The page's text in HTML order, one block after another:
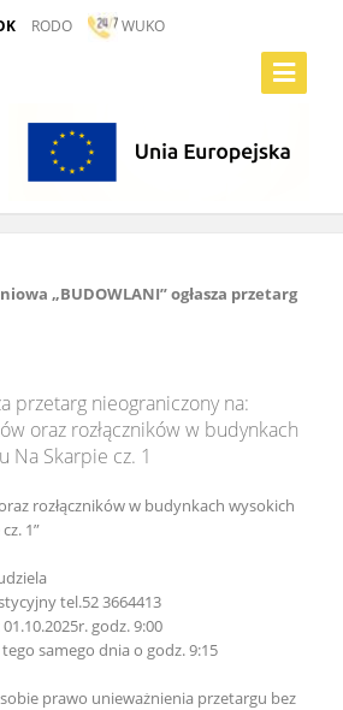
RODO WUKO
Toggle
przetargu
„BUDOWLANI” ogłasza przetarg
przetarg nieograniczony na:
oraz rozłączników w budynkach
Na Skarpie cz. 1
rozłączników w budynkach wysokich
1”
tel.52 3664413
godz. 9:00
samego dnia o godz. 9:15
prawo unieważnienia przetargu bez